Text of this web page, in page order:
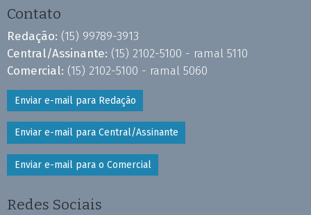
Contato
Redação: (15) 99789-3913
Central/Assinante: (15) 2102-5100 - ramal 5110
Comercial: (15) 2102-5100 - ramal 5060
Enviar e-mail para Redação
Enviar e-mail para Central/Assinante
Enviar e-mail para o Comercial
Redes Sociais